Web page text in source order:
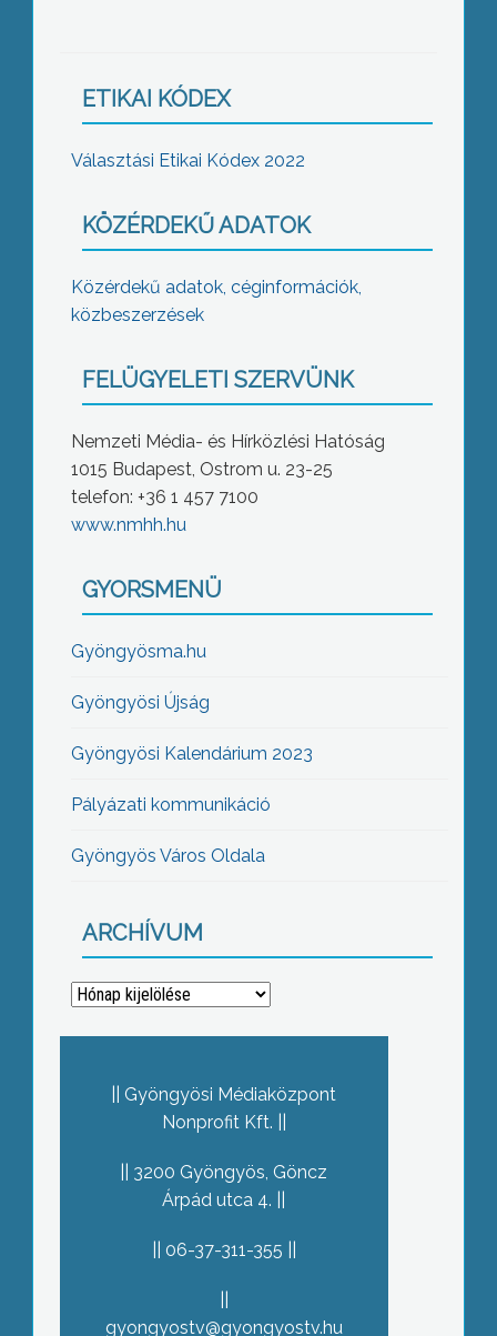
ETIKAI KÓDEX
Választási Etikai Kódex 2022
KÖZÉRDEKŰ ADATOK
Közérdekű adatok, céginformációk,
közbeszerzések
FELÜGYELETI SZERVÜNK
Nemzeti Média- és Hírközlési Hatóság
1015 Budapest, Ostrom u. 23-25
telefon: +36 1 457 7100
www.nmhh.hu
GYORSMENÜ
Gyöngyösma.hu
Gyöngyösi Újság
Gyöngyösi Kalendárium 2023
Pályázati kommunikáció
Gyöngyös Város Oldala
ARCHÍVUM
Archívum
Gyöngyösi Médiaközpont
Nonprofit Kft.
3200 Gyöngyös, Göncz
Árpád utca 4.
06-37-311-355
gyongyostv@gyongyostv.hu